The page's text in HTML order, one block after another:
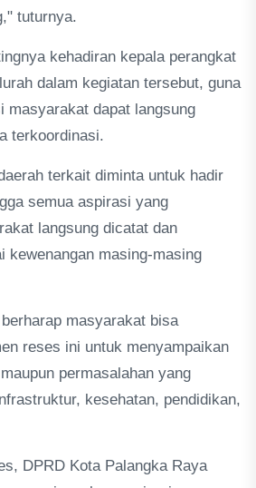
tuturnya.
kehadiran kepala perangkat
dalam kegiatan tersebut, guna
masyarakat dapat langsung
terkoordinasi.
terkait diminta untuk hadir
semua aspirasi yang
langsung dicatat dan
kewenangan masing-masing
masyarakat bisa
reses ini untuk menyampaikan
permasalahan yang
kesehatan, pendidikan,
DPRD Kota Palangka Raya